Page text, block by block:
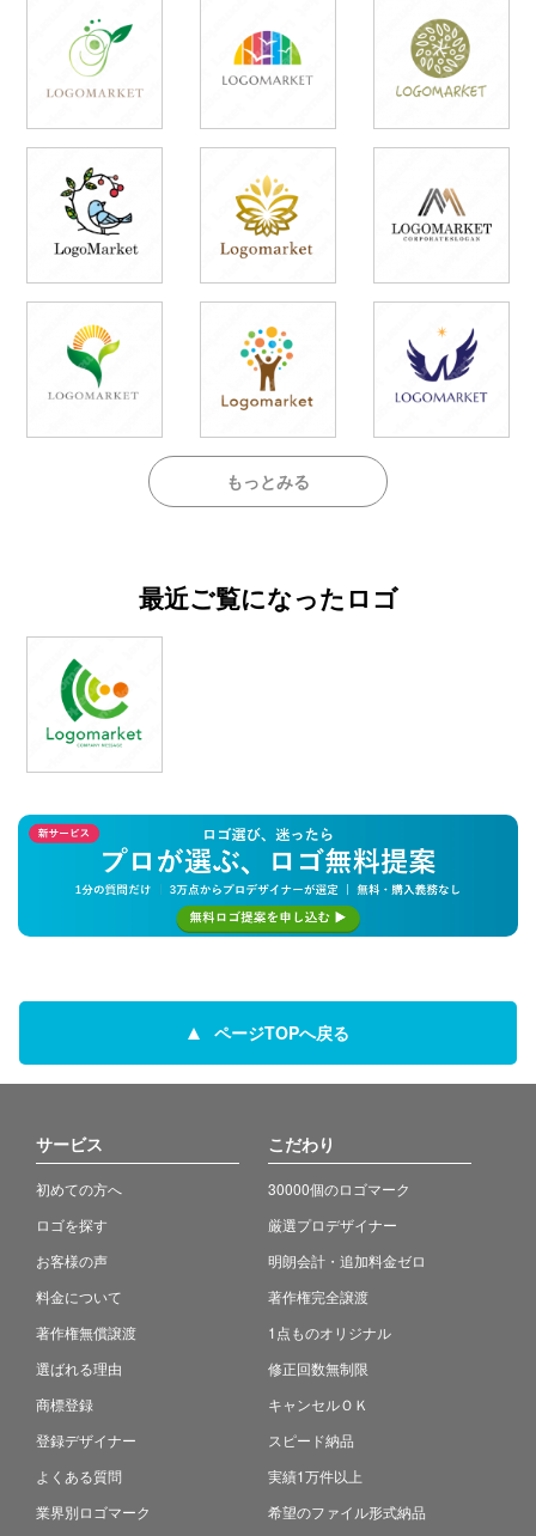
もっとみる
最近ご覧になったロゴ
ページTOPへ戻る
サービス
初めての方へ
ロゴを探す
お客様の声
料金について
著作権無償譲渡
選ばれる理由
商標登録
登録デザイナー
よくある質問
業界別ロゴマーク
こだわり
30000個のロゴマーク
厳選プロデザイナー
明朗会計・追加料金ゼロ
著作権完全譲渡
1点ものオリジナル
修正回数無制限
キャンセルＯＫ
スピード納品
実績1万件以上
希望のファイル形式納品